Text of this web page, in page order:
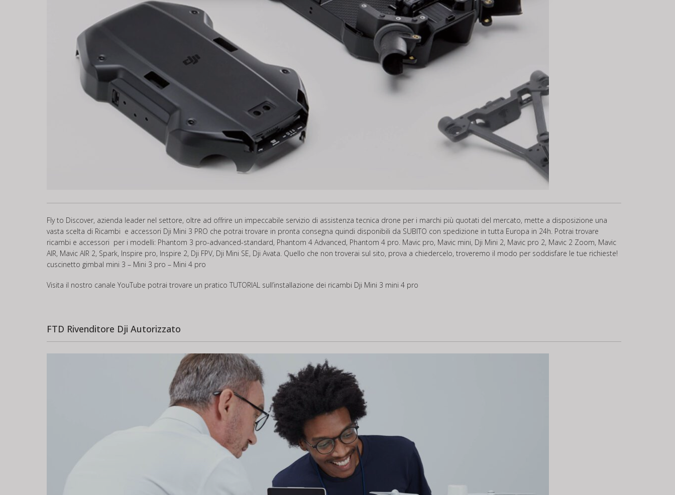
Fly to Discover, azienda leader nel settore, oltre ad offrire un impeccabile servizio di assistenza tecnica drone per i marchi più quotati del mercato, mette a disposizione una
vasta scelta di Ricambi e accessori Dji Mini 3 PRO che potrai trovare in pronta consegna quindi disponibili da SUBITO con spedizione in tutta Europa in 24h. Potrai trovare
ricambi e accessori per i modelli: Phantom 3 pro-advanced-standard, Phantom 4 Advanced, Phantom 4 pro. Mavic pro, Mavic mini, Dji Mini 2, Mavic pro 2, Mavic 2 Zoom, Mavic
AIR, Mavic AIR 2, Spark, Inspire pro, Inspire 2, Dji FPV, Dji Mini SE, Dji Avata. Quello che non troverai sul sito, prova a chiedercelo, troveremo il modo per soddisfare le tue richieste!
cuscinetto gimbal mini 3 – Mini 3 pro – Mini 4 pro
Visita il nostro canale YouTube potrai trovare un pratico TUTORIALsull’installazione dei ricambi Dji Mini 3 mini 4 pro
FTD Rivenditore Dji Autorizzato